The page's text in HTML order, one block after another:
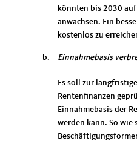
könnten bis 2030
anwachsen. Ein
kostenlos zu
Einnahmebasis
Es soll zur
Rentenfinanzen
Einnahmebasis der
werden kann. So